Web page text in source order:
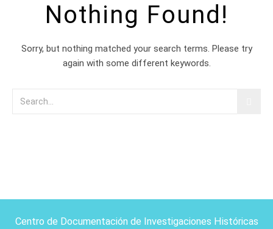
Nothing Found!
Sorry, but nothing matched your search terms. Please try
again with some different keywords.
Centro de Documentación de Investigaciones Históricas